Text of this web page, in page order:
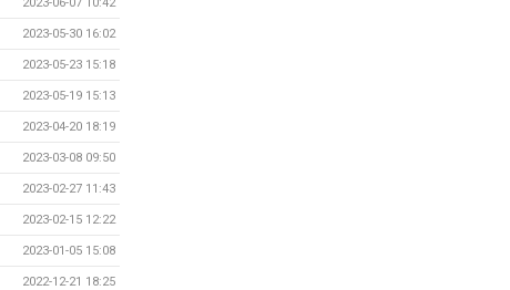
2023-05-30 16:02
2023-05-23 15:18
2023-05-19 15:13
2023-04-20 18:19
2023-03-08 09:50
2023-02-27 11:43
2023-02-15 12:22
2023-01-05 15:08
2022-12-21 18:25